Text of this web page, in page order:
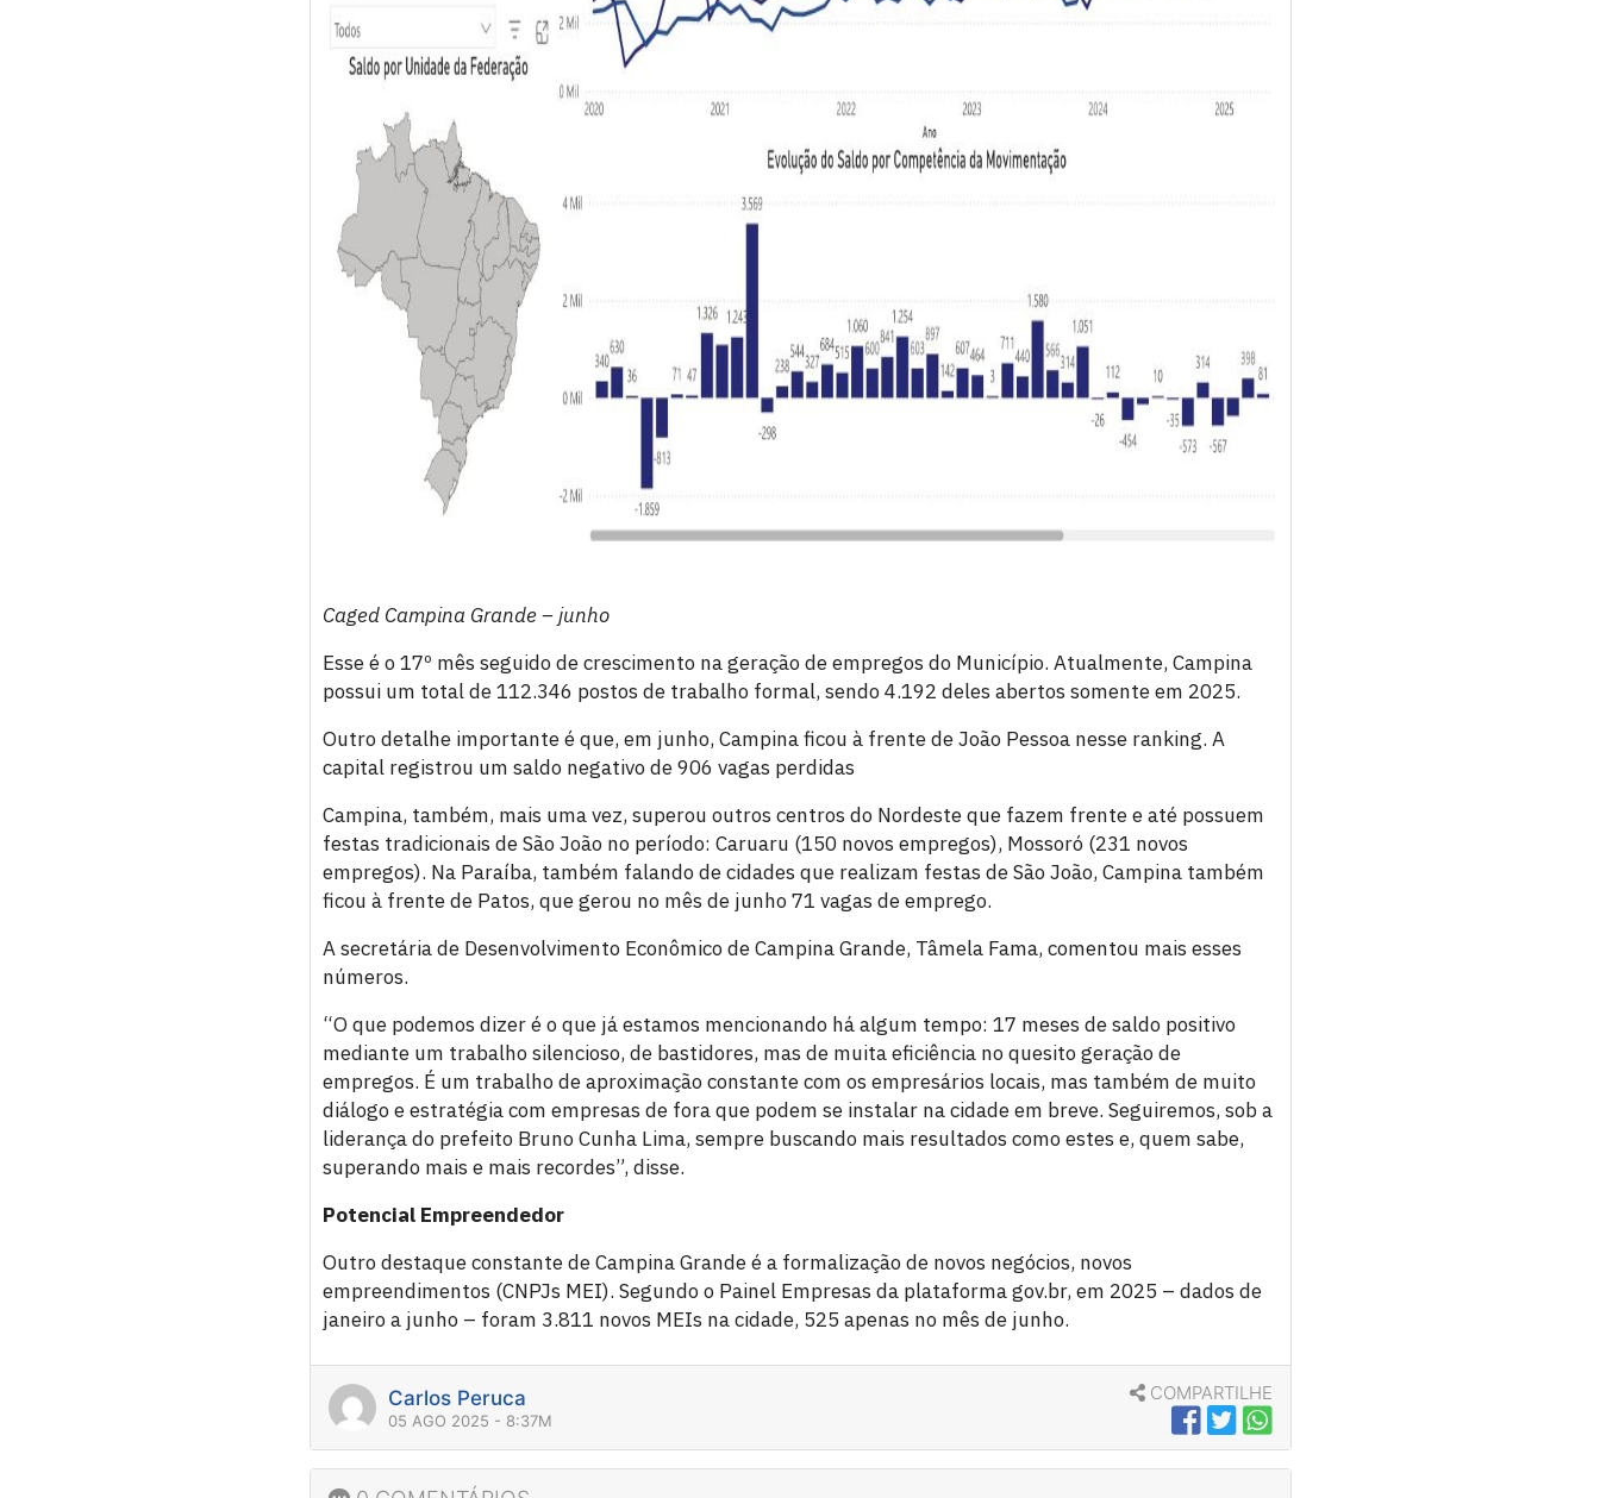
Caged Campina Grande – junho
Esse é o 17º mês seguido de crescimento na geração de empregos do Município. Atualmente, Campina
possui um total de 112.346 postos de trabalho formal, sendo 4.192 deles abertos somente em 2025.
Outro detalhe importante é que, em junho, Campina ficou à frente de João Pessoa nesse ranking. A
capital registrou um saldo negativo de 906 vagas perdidas
Campina, também, mais uma vez, superou outros centros do Nordeste que fazem frente e até possuem
festas tradicionais de São João no período: Caruaru (150 novos empregos), Mossoró (231 novos
empregos). Na Paraíba, também falando de cidades que realizam festas de São João, Campina também
ficou à frente de Patos, que gerou no mês de junho 71 vagas de emprego.
A secretária de Desenvolvimento Econômico de Campina Grande, Tâmela Fama, comentou mais esses
números.
“O que podemos dizer é o que já estamos mencionando há algum tempo: 17 meses de saldo positivo
mediante um trabalho silencioso, de bastidores, mas de muita eficiência no quesito geração de
empregos. É um trabalho de aproximação constante com os empresários locais, mas também de muito
diálogo e estratégia com empresas de fora que podem se instalar na cidade em breve. Seguiremos, sob a
liderança do prefeito Bruno Cunha Lima, sempre buscando mais resultados como estes e, quem sabe,
superando mais e mais recordes”, disse.
Potencial Empreendedor
Outro destaque constante de Campina Grande é a formalização de novos negócios, novos
empreendimentos (CNPJs MEI). Segundo o Painel Empresas da plataforma gov.br, em 2025 – dados de
janeiro a junho – foram 3.811 novos MEIs na cidade, 525 apenas no mês de junho.
Carlos Peruca
05 AGO 2025 - 8:37M
COMPARTILHE